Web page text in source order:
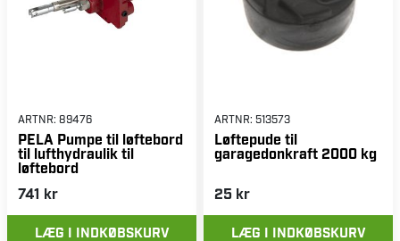
ARTNR: 89476
PELA Pumpe til løftebord
til lufthydraulik til
løftebord
741 kr
LÆG I INDKØBSKURV
ARTNR: 513573
Løftepude til
garagedonkraft 2000 kg
25 kr
LÆG I INDKØBSKURV